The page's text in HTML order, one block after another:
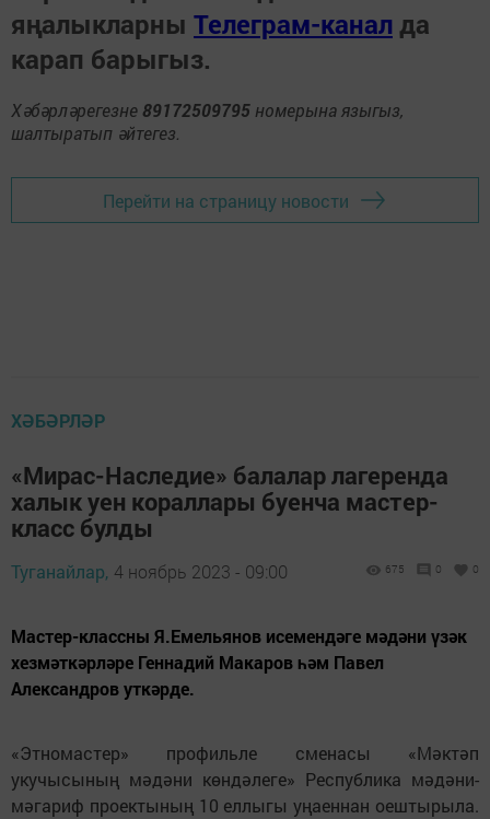
яңалыкларны Телеграм-канал да
карап барыгыз.
Хәбәрләрегезне 89172509795 номерына языгыз,
шалтыратып әйтегез.
Перейти на страницу новости
ХӘБӘРЛӘР
«Мирас-Наследие» балалар лагеренда
халык уен кораллары буенча мастер-
класс булды
Туганайлар, 4 ноябрь 2023 - 09:00 675 0 0
Мастер-классны Я.Емельянов исемендәге мәдәни үзәк
хезмәткәрләре Геннадий Макаров һәм Павел
Александров уткәрде.
«Этномастер» профильле сменасы «Мәктәп
укучысының мәдәни көндәлеге» Республика мәдәни-
мәгариф проектының 10 еллыгы уңаеннан оештырыла.